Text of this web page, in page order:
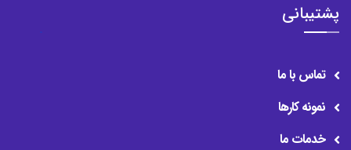
پشتیبانی
تماس با ما
نمونه کارها
خدمات ما